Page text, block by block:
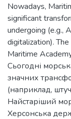
Nowadays,
significant
undergoing (e.g.,
digitalization).
Maritime
Сьогодні
значних
(наприклад,
Найстаріший
Херсонська